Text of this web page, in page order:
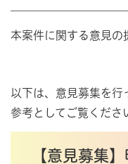
本案件に関する意見の
以下は、意見募集を行
参考としてご覧くださ
【意見募集